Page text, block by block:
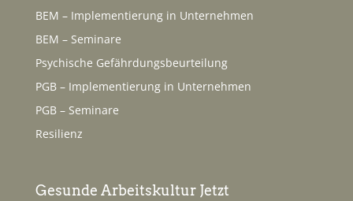
BEM – Implementierung in Unternehmen
BEM – Seminare
Psychische Gefährdungsbeurteilung
PGB – Implementierung in Unternehmen
PGB – Seminare
Resilienz
Gesunde Arbeitskultur Jetzt